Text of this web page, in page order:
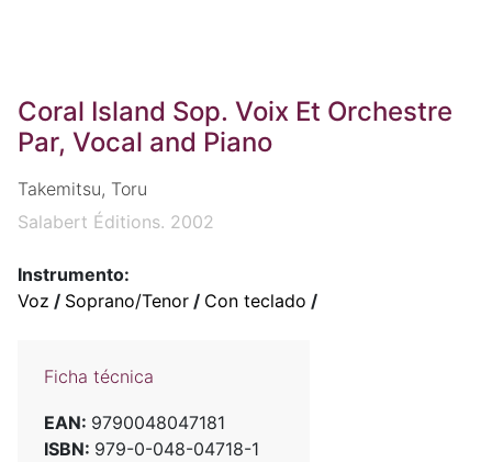
Coral Island Sop. Voix Et Orchestre
Par, Vocal and Piano
Takemitsu, Toru
Salabert Éditions. 2002
Instrumento:
Voz / Soprano/Tenor / Con teclado /
Ficha técnica
EAN: 9790048047181
ISBN: 979-0-048-04718-1